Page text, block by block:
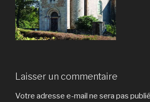
Laisser un commentaire
Votre adresse e-mail ne sera pas